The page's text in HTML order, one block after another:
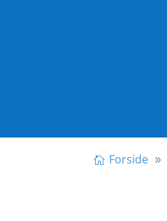
Forside